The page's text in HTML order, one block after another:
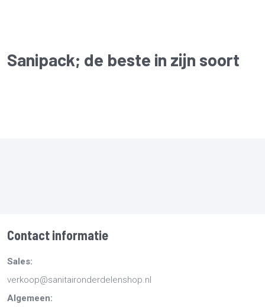
Sanipack; de beste in zijn soort
Contact informatie
Sales:
verkoop@sanitaironderdelenshop.nl
Algemeen: